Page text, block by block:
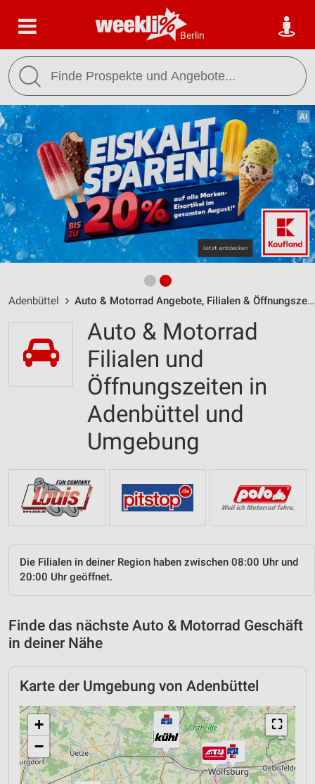
Berlin
Adenbüttel Auto & Motorrad Angebote, Filialen & Öffnungszeiten
Auto & Motorrad
Filialen und
Öffnungszeiten in
Adenbüttel und
Umgebung
Die Filialen in deiner Region haben zwischen 08:00 Uhr und
20:00 Uhr geöffnet.
Finde das nächste Auto & Motorrad Geschäft
in deiner Nähe
Karte der Umgebung von Adenbüttel
⛶
+
−